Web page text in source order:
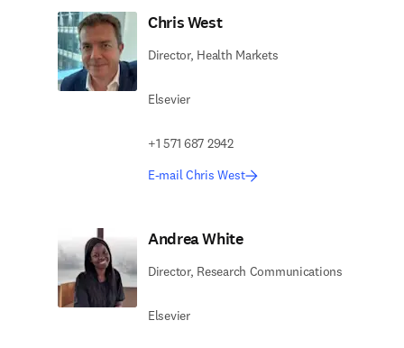
Chris West
Director, Health Markets
Elsevier
+1 571 687 2942
E-mail Chris West
Andrea White
Director, Research Communications
Elsevier